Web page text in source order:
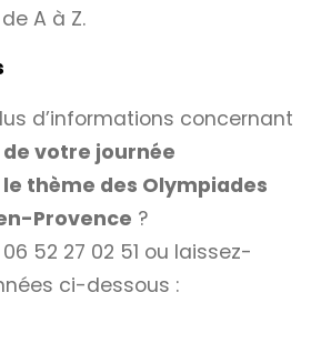
de A à Z.
d’informations concernant
votre journée
thème des Olympiades
Provence ?
52 27 02 51 ou laissez-
ci-dessous :